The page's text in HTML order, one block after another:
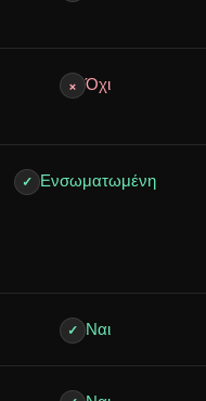
× Όχι
✓ Ενσωματωμένη
✓ Ναι